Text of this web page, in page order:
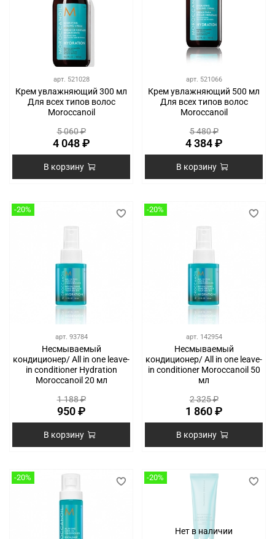
арт. 521028
Крем увлажняющий 300 мл
Для всех типов волос
Moroccanoil
5 060 ₽
4 048 ₽
В корзину
арт. 521066
Крем увлажняющий 500 мл
Для всех типов волос
Moroccanoil
5 480 ₽
4 384 ₽
В корзину
-20%
арт. 93784
Несмываемый
кондиционер/ All in one leave-
in conditioner Hydration
Moroccanoil 20 мл
1 188 ₽
950 ₽
В корзину
-20%
арт. 142954
Несмываемый
кондиционер/ All in one leave-
in conditioner Moroccanoil 50
мл
2 325 ₽
1 860 ₽
В корзину
-20%
Нет в наличии
-20%